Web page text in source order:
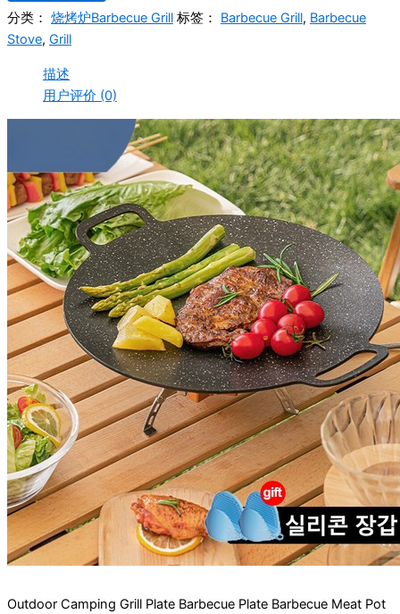
¥751.39。
格
分类： 烧烤炉Barbecue Grill 标签： Barbecue Grill, Barbecue
Stove, Grill
描述
用户评价 (0)
Outdoor Camping Grill Plate Barbecue Plate Barbecue Meat Pot